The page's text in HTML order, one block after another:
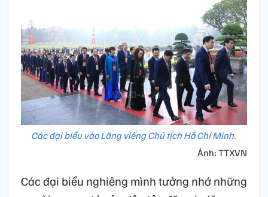
Các đại biểu vào Lăng viếng Chủ tịch Hồ Chí Minh.
Ảnh: TTXVN
Các đại biểu nghiêng mình tưởng nhớ những